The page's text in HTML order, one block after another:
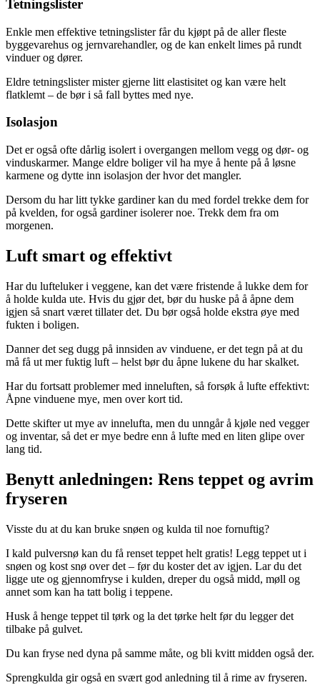
Tetningslister
Enkle men effektive tetningslister får du kjøpt på de aller fleste
byggevarehus og jernvarehandler, og de kan enkelt limes på rundt
vinduer og dører.
Eldre tetningslister mister gjerne litt elastisitet og kan være helt
flatklemt – de bør i så fall byttes med nye.
Isolasjon
Det er også ofte dårlig isolert i overgangen mellom vegg og dør- og
vinduskarmer. Mange eldre boliger vil ha mye å hente på å løsne
karmene og dytte inn isolasjon der hvor det mangler.
Dersom du har litt tykke gardiner kan du med fordel trekke dem for
på kvelden, for også gardiner isolerer noe. Trekk dem fra om
morgenen.
Luft smart og effektivt
Har du lufteluker i veggene, kan det være fristende å lukke dem for
å holde kulda ute. Hvis du gjør det, bør du huske på å åpne dem
igjen så snart været tillater det. Du bør også holde ekstra øye med
fukten i boligen.
Danner det seg dugg på innsiden av vinduene, er det tegn på at du
må få ut mer fuktig luft – helst bør du åpne lukene du har skalket.
Har du fortsatt problemer med inneluften, så forsøk å lufte effektivt:
Åpne vinduene mye, men over kort tid.
Dette skifter ut mye av innelufta, men du unngår å kjøle ned vegger
og inventar, så det er mye bedre enn å lufte med en liten glipe over
lang tid.
Benytt anledningen: Rens teppet og avrim
fryseren
Visste du at du kan bruke snøen og kulda til noe fornuftig?
I kald pulversnø kan du få renset teppet helt gratis! Legg teppet ut i
snøen og kost snø over det – før du koster det av igjen. Lar du det
ligge ute og gjennomfryse i kulden, dreper du også midd, møll og
annet som kan ha tatt bolig i teppene.
Husk å henge teppet til tørk og la det tørke helt før du legger det
tilbake på gulvet.
Du kan fryse ned dyna på samme måte, og bli kvitt midden også der.
Sprengkulda gir også en svært god anledning til å rime av fryseren.